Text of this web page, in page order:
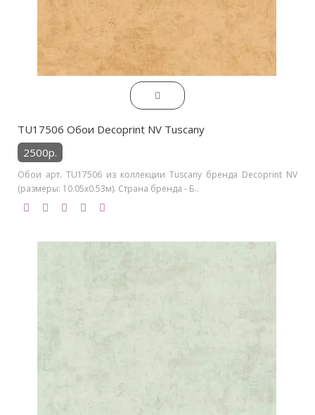
TU17506 Обои Decoprint NV Tuscany
2500р.
Обои арт. TU17506 из коллекции Tuscany бренда Decoprint NV
(размеры: 10.05х0.53м). Страна бренда - Б..